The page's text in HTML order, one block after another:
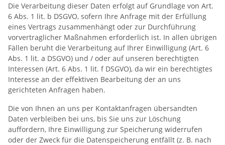
Die Verarbeitung dieser Daten erfolgt auf Grundlage von Art.
6 Abs. 1 lit. b DSGVO, sofern Ihre Anfrage mit der Erfüllung
eines Vertrags zusammenhängt oder zur Durchführung
vorvertraglicher Maßnahmen erforderlich ist. In allen übrigen
Fällen beruht die Verarbeitung auf Ihrer Einwilligung (Art. 6
Abs. 1 lit. a DSGVO) und / oder auf unseren berechtigten
Interessen (Art. 6 Abs. 1 lit. f DSGVO), da wir ein berechtigtes
Interesse an der effektiven Bearbeitung der an uns
gerichteten Anfragen haben.
Die von Ihnen an uns per Kontaktanfragen übersandten
Daten verbleiben bei uns, bis Sie uns zur Löschung
auffordern, Ihre Einwilligung zur Speicherung widerrufen
oder der Zweck für die Datenspeicherung entfällt (z. B. nach